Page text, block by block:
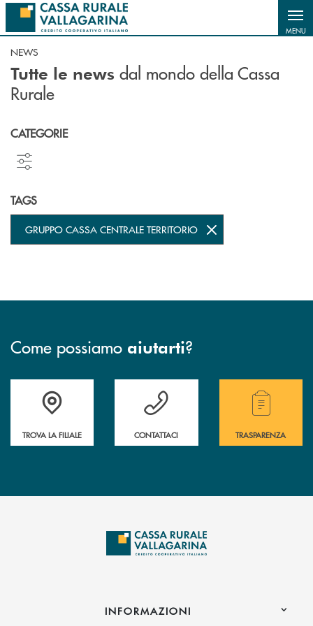
Salta al contenuto principale
MENU
NEWS
Tutte le news dal mondo della Cassa
Rurale
CATEGORIE
TAGS
GRUPPO CASSA CENTRALE TERRITORIO
Come possiamo aiutarti?
Accedi all' elenco completo delle filiali .
TROVA LA FILIALE
Hai bisogno di assistenza immediata?
CONTATTACI
Hai bisogno di
TRASPARENZA
INFORMAZIONI